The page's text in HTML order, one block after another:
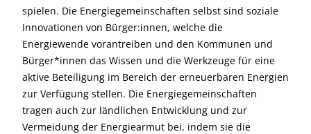
spielen. Die Energiegemeinschaften selbst sind soziale
Innovationen von Bürger:innen, welche die
Energiewende vorantreiben und den Kommunen und
Bürger*innen das Wissen und die Werkzeuge für eine
aktive Beteiligung im Bereich der erneuerbaren Energien
zur Verfügung stellen. Die Energiegemeinschaften
tragen auch zur ländlichen Entwicklung und zur
Vermeidung der Energiearmut bei, indem sie die